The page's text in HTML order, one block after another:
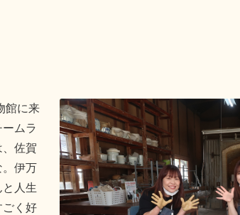
館に来
ムラ
佐賀
伊万
人生
ごく好